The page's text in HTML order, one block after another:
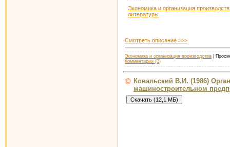
Экономика и организация
литературы
Смотреть описание >>>
Экономика и организация производства |
Комментарии (0)
Ковальский В.И. (1986)
машиностроительном